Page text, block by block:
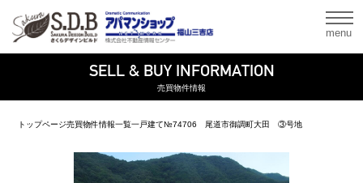
menu
SELL & BUY INFORMATION
売買物件情報
トップページ売買物件情報一覧一戸建て№74706 尾道市御調町大田 ③号地